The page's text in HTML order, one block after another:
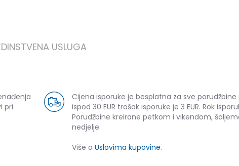
USLUGA
pri
Cijena isporuke je besplatna za sve porudžbine
ispod 30 EUR trošak isporuke je 3 EUR. Rok
Porudžbine kreirane petkom i vikendom,
nedjelje.
Više o Uslovima kupovine.